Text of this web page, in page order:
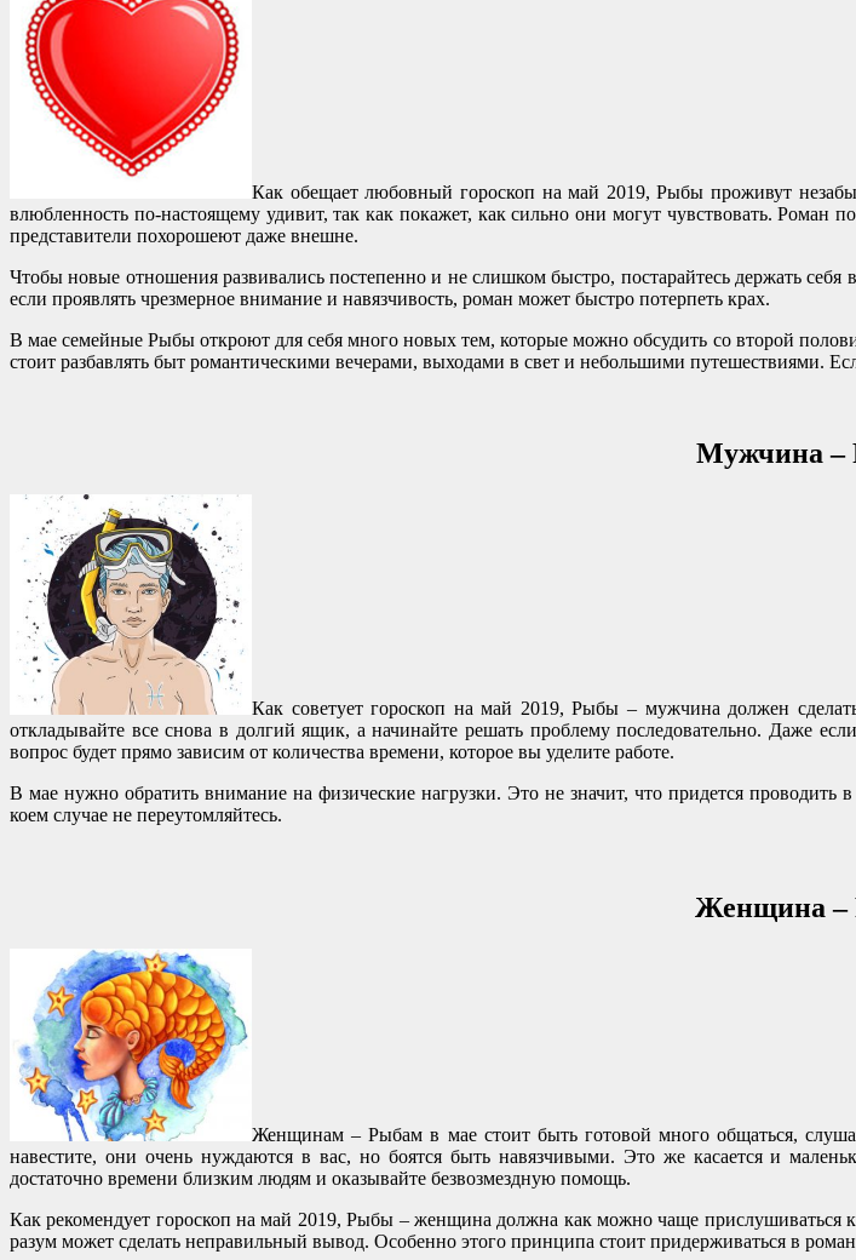
Как обещает любовный гороскоп на май 2019, Рыбы проживут
влюбленность по-настоящему удивит, так как покажет, как сильно они могут чувствовать. Роман
представители похорошеют даже внешне.
Чтобы новые отношения развивались постепенно и не слишком быстро, постарайтесь держать себя
если проявлять чрезмерное внимание и навязчивость, роман может быстро потерпеть крах.
В мае семейные Рыбы откроют для себя много новых тем, которые можно обсудить со второй
стоит разбавлять быт романтическими вечерами, выходами в свет и небольшими путешествиями.
Мужчина
Как советует гороскоп на май 2019, Рыбы – мужчина должен
откладывайте все снова в долгий ящик, а начинайте решать проблему последовательно. Даже
вопрос будет прямо зависим от количества времени, которое вы уделите работе.
В мае нужно обратить внимание на физические нагрузки. Это не значит, что придется проводить
коем случае не переутомляйтесь.
Женщина
Женщинам – Рыбам в мае стоит быть готовой много общаться,
навестите, они очень нуждаются в вас, но боятся быть навязчивыми. Это же касается и
достаточно времени близким людям и оказывайте безвозмездную помощь.
Как рекомендует гороскоп на май 2019, Рыбы – женщина должна как можно чаще прислушиваться
разум может сделать неправильный вывод. Особенно этого принципа стоит придерживаться в